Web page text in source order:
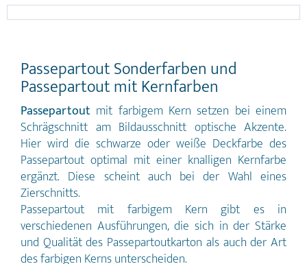
Linien erzielen. Im Passepartout
Konfigurator können Sie Passepartouts
1,6 mm Passepartout Fineline in
Konservierungsqualität mit
einem schwarzen Kern Die
Passepartout mit innenliegender,
farbiger Zierlinie sind mehrfach
kaschiert. Sie eignen sich für wertvolle
Objekte wie Originale, Grafiken und
hochwertige Drucke. Durch die
integrierte Zierlinie lassen sich auch
Effekte durch V-Linien erzielen. Im
Passepartout Konfigurator können Sie
Passepartouts mit farbigem Kern
100 cm kaufen. Passepartout mit
schwarzem Kern sind hochwertige
Passepartoutkartons mit einer Stärke
von 1,4 mm. Sie haben schwarze
Schnittkanten und können in unserem
Passepartout Sonderfarben und
Passepartout mit Kernfarben
Passepartout mit farbigem Kern setzen bei einem
Schrägschnitt am Bildausschnitt optische Akzente.
Hier wird die schwarze oder weiße Deckfarbe des
Passepartout optimal mit einer knalligen Kernfarbe
ergänzt. Diese scheint auch bei der Wahl eines
Zierschnitts.
Passepartout mit farbigem Kern gibt es in
verschiedenen Ausführungen, die sich in der Stärke
und Qualität des Passepartoutkarton als auch der Art
des farbigen Kerns unterscheiden.